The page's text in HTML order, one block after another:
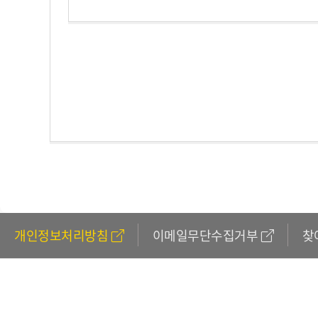
개인정보처리방침 이메일무단수집거부 찾